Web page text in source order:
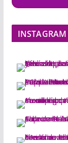
INSTAGRAM